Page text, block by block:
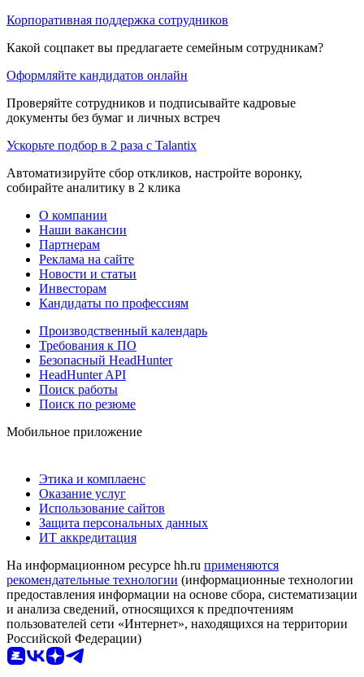
Корпоративная поддержка сотрудников
Какой соцпакет вы предлагаете семейным сотрудникам?
Оформляйте кандидатов онлайн
Проверяйте сотрудников и подписывайте кадровые
документы без бумаг и личных встреч
Ускорьте подбор в 2 раза с Talantix
Автоматизируйте сбор откликов, настройте воронку,
собирайте аналитику в 2 клика
О компании
Наши вакансии
Партнерам
Реклама на сайте
Новости и статьи
Инвесторам
Кандидаты по профессиям
Производственный календарь
Требования к ПО
Безопасный HeadHunter
HeadHunter API
Поиск работы
Поиск по резюме
Мобильное приложение
Этика и комплаенс
Оказание услуг
Использование сайтов
Защита персональных данных
ИТ аккредитация
На информационном ресурсе hh.ru применяются
рекомендательные технологии (информационные технологии
предоставления информации на основе сбора, систематизации
и анализа сведений, относящихся к предпочтениям
пользователей сети «Интернет», находящихся на территории
Российской Федерации)